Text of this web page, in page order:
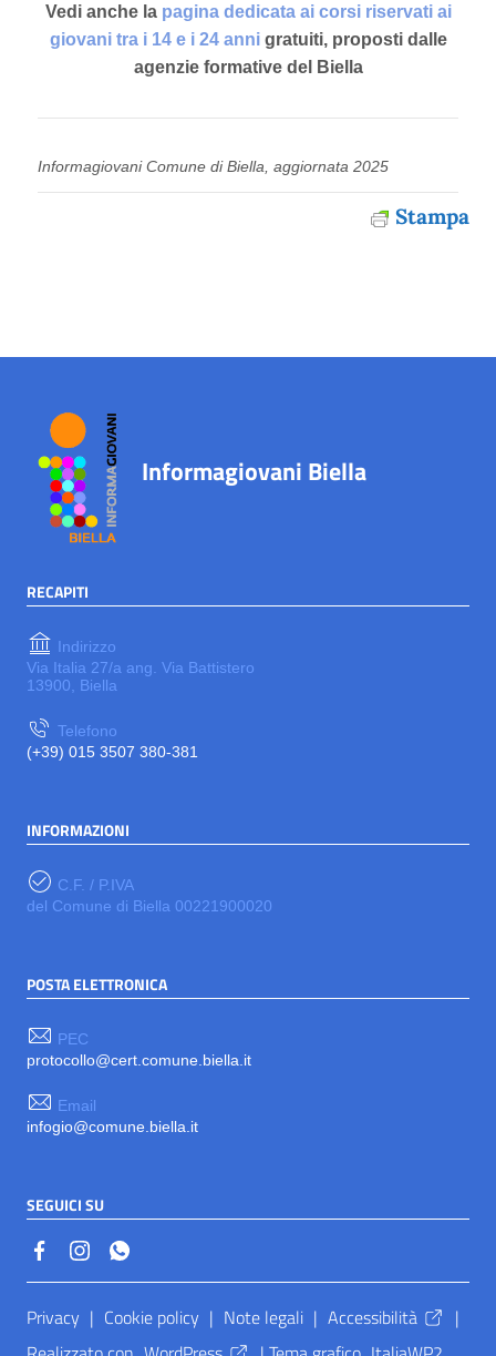
Vedi anche la pagina dedicata ai corsi riservati ai
giovani tra i 14 e i 24 annigratuiti, proposti dalle
agenzie formative del Biella
Informagiovani Comune di Biella, aggiornata 2025
Stampa
Informagiovani Biella
RECAPITI
Indirizzo
Via Italia 27/a ang. Via Battistero
13900, Biella
Telefono
(+39) 015 3507 380-381
INFORMAZIONI
C.F. / P.IVA
del Comune di Biella 00221900020
POSTA ELETTRONICA
PEC
protocollo@cert.comune.biella.it
Email
infogio@comune.biella.it
SEGUICI SU
Sezione Link Utili
Privacy | Cookie policy | Note legali | Accessibilità
|